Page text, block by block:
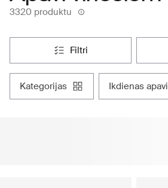
3320 produktu
filtri
kategorijas ikdienas apavi